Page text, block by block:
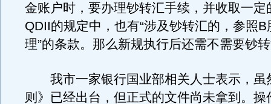
金账户时，要办理钞转汇手续，并收取一定
QDII的规定中，也有“涉及钞转汇的，参照
理”的条款。那么新规执行后还需不需要钞
我市一家银行国业部相关人士表示，虽
则》已经出台，但正式的文件尚未拿到。操